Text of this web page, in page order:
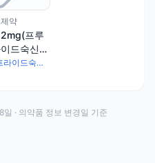
약
프루
드숙신산
프루칼로프라이드숙시네이트 2.642mg
일 · 의약품 정보 변경일 기준